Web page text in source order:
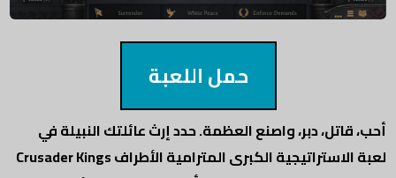
حمل اللعبة
أحب، قاتل، دبر، واصنع العظمة. حدد إرث عائلتك النبيلة في
لعبة الاستراتيجية الكبرى المترامية الأطراف Crusader Kings